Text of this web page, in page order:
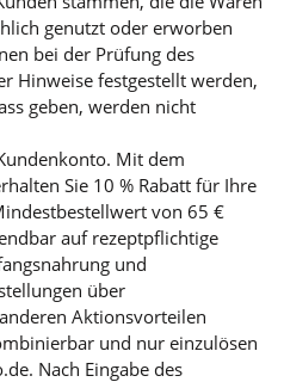
genutzt oder erworben
bei der Prüfung des
Hinweise festgestellt werden,
geben, werden nicht
Mit dem
Sie 10 % Rabatt für Ihre
von 65 €
auf rezeptpflichtige
und
über
Aktionsvorteilen
und nur einzulösen
Nach Eingabe des